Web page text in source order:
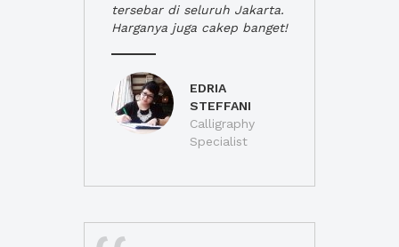
tersebar di seluruh Jakarta.
Harganya juga cakep banget!
EDRIA
STEFFANI
Calligraphy
Specialist